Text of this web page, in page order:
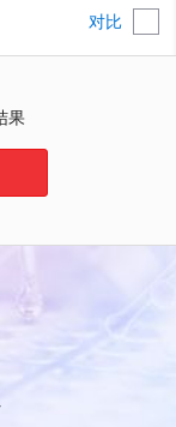
对比
果